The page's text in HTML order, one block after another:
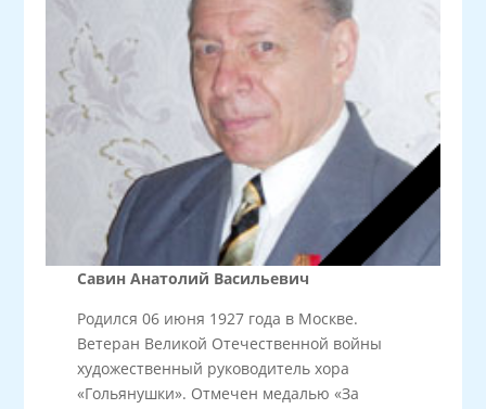
Савин Анатолий Васильевич
Родился 06 июня 1927 года в Москве.
Ветеран Великой Отечественной войны
художественный руководитель хора
«Гольянушки». Отмечен медалью «За